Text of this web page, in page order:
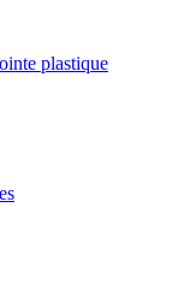
plastique